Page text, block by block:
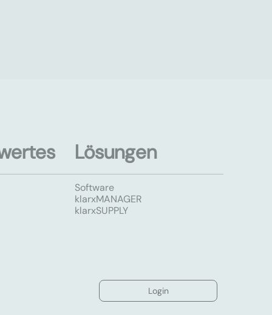
Lösungen
Software
klarxMANAGER
klarxSUPPLY
Login